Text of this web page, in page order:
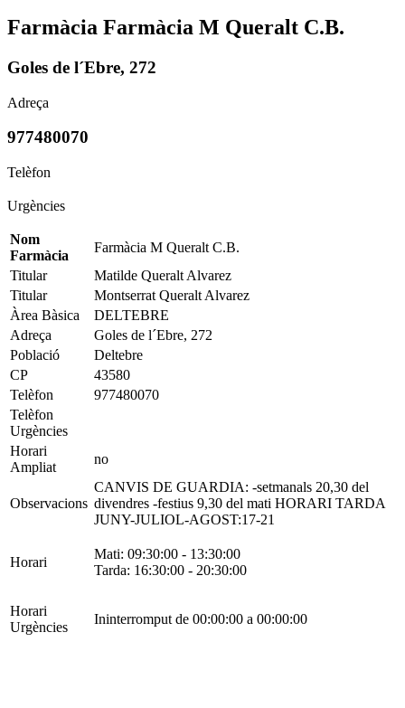
Farmàcia Farmàcia M Queralt C.B.
Goles de l´Ebre, 272
Adreça
977480070
Telèfon
Urgències
Nom
Farmàcia
Farmàcia M Queralt C.B.
Titular
Matilde Queralt Alvarez
Titular
Montserrat Queralt Alvarez
Àrea Bàsica
DELTEBRE
Adreça
Goles de l´Ebre, 272
Població
Deltebre
CP
43580
Telèfon
977480070
Telèfon
Urgències
Horari
Ampliat
no
Observacions
CANVIS DE GUARDIA: -setmanals 20,30 del
divendres -festius 9,30 del mati HORARI TARDA
JUNY-JULIOL-AGOST:17-21
Horari
Mati: 09:30:00 - 13:30:00
Tarda: 16:30:00 - 20:30:00
Horari
Urgències
Ininterromput de 00:00:00 a 00:00:00